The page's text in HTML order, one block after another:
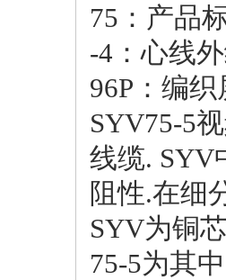
75：产品
-4：心线
96P：编织
SYV75-5
线缆. SYV
阻性.在细
SYV为铜
75-5为其